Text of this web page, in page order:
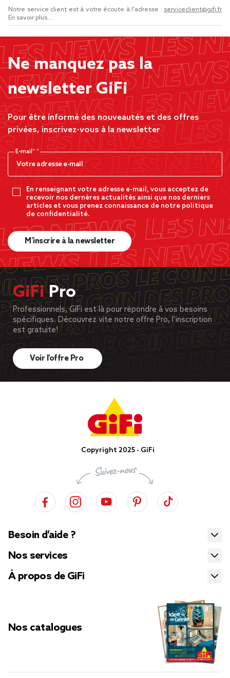
Notre service client est à votre écoute à l'adresse : serviceclient@gifi.fr
En savoir plus...
Ne manquez pas la
newsletter GiFi
Pour être informé des nouveautés et des offres
privées, inscrivez-vous à la newsletter
E-mail*
En renseignant votre adresse e-mail, vous acceptez de
recevoir nos dernères actualités ainsi que nos derniers
articles et vous prenez connaissance de notre politique
de confidentialité.
M’inscrire à la newsletter
GiFiPro
Professionnels, GiFi est là pour répondre à vos besoins
spécifiques. Découvrez vite notre offre Pro, l’inscription
est gratuite!
Voir l’offre Pro
Copyright 2025 - GiFi
Besoin d’aide ?
Nos services
À propos de GiFi
Nos catalogues